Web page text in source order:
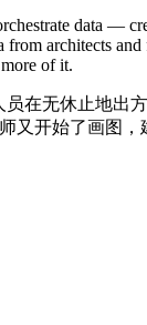
data —
architects
of it.
在无休止地出
又开始了画图，